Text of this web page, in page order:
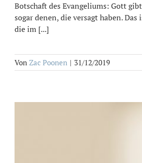
Botschaft des Evangeliums: Gott
sogar denen, die versagt haben.
die im [...]
Von Zac Poonen | 31/12/2019